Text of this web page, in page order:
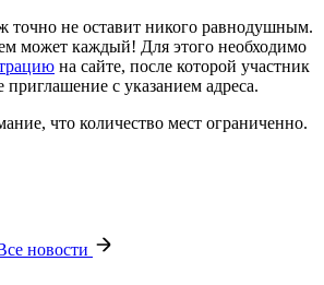
точно не оставит никого равнодушным.
может каждый! Для этого необходимо
на сайте, после которой участник
приглашение с указанием адреса.
что количество мест ограниченно.
новости